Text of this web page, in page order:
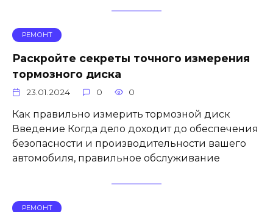
РЕМОНТ
Раскройте секреты точного измерения
тормозного диска
23.01.2024 0 0
Как правильно измерить тормозной диск
Введение Когда дело доходит до обеспечения
безопасности и производительности вашего
автомобиля, правильное обслуживание
РЕМОНТ